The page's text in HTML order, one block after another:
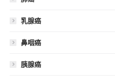
乳腺癌
鼻咽癌
胰腺癌